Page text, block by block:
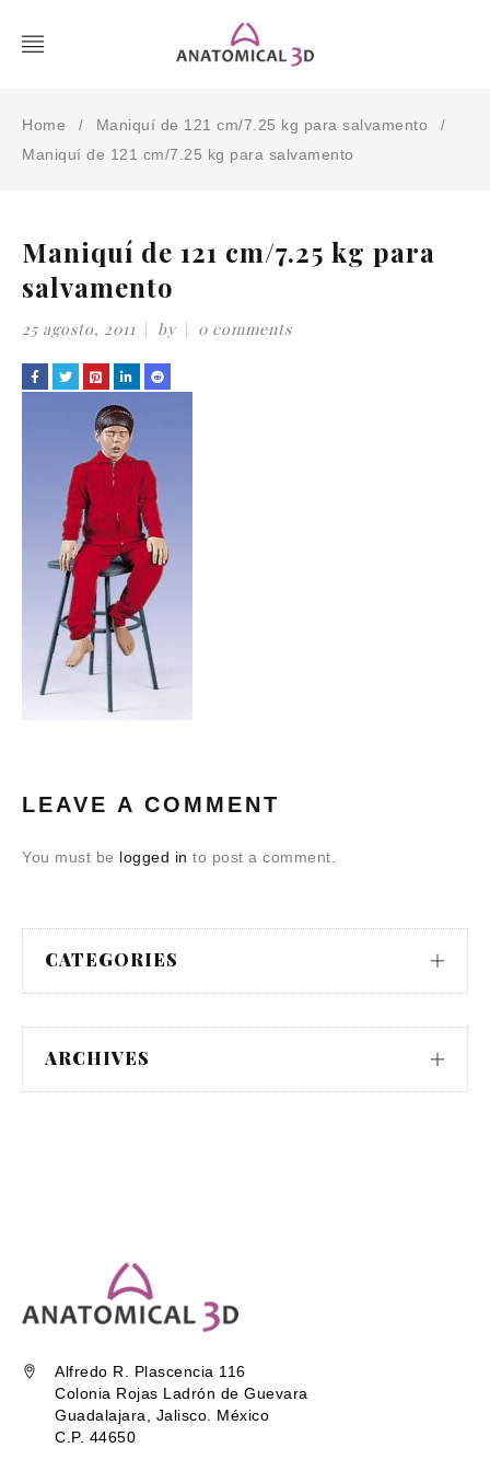
Home / Maniquí de 121 cm/7.25 kg para salvamento /
Maniquí de 121 cm/7.25 kg para salvamento
Maniquí de 121 cm/7.25 kg para
salvamento
25 agosto, 2011 by 0 comments
LEAVE A COMMENT
You must be logged in to post a comment.
CATEGORIES
ARCHIVES
Alfredo R. Plascencia 116
Colonia Rojas Ladrón de Guevara
Guadalajara, Jalisco. México
C.P. 44650